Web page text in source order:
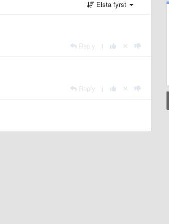
Elsta fyrst
Reply
Reply